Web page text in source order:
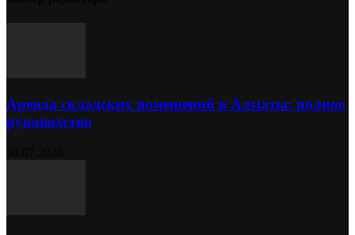
Аренда складских помещений в Алматы: полное
руководство